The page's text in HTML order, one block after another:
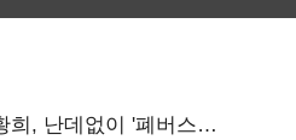
, 난데없이 '폐버스